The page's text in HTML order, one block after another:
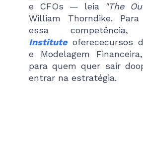
e CFOs — leia
"The
William Thorndike. Para
essa
Institute oferececursos
e Modelagem
para quem quer sair
entrar na estratégia.